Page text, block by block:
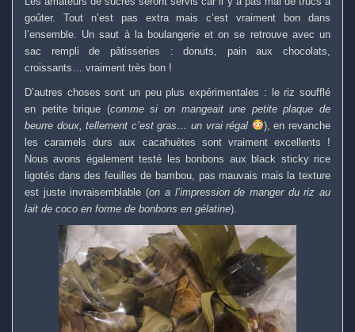
goûter. Tout n’est pas extra mais c’est vraiment bon dans
l’ensemble. Un saut à la boulangerie et on se retrouve avec un
sac rempli de pâtisseries : donuts, pain aux chocolats,
croissants… vraiment très bon !
D’autres choses sont un peu plus expérimentales : le riz soufflé
en petite brique (comme si on mangeait une petite plaque de
beurre doux, tellement c’est gras… un vrai régal
), en revanche
les caramels durs aux cacahuètes sont vraiment excellents !
Nous avons également testé les bonbons aux black sticky rice
ligotés dans des feuilles de bambou, pas mauvais mais la texture
est juste invraisemblable (on a l’impression de manger du riz au
lait de coco en forme de bonbons en gélatine).